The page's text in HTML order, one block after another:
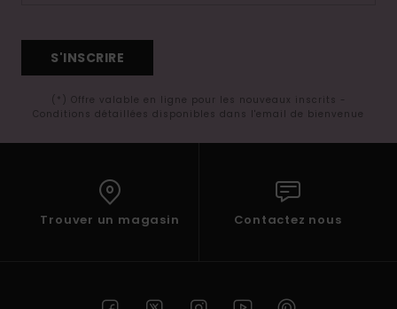
S'INSCRIRE
(*) Offre valable en ligne pour les nouveaux inscrits -
Conditions détaillées disponibles dans l'email de bienvenue
Trouver un magasin Contactez nous